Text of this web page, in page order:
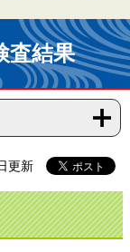
査結果
更新